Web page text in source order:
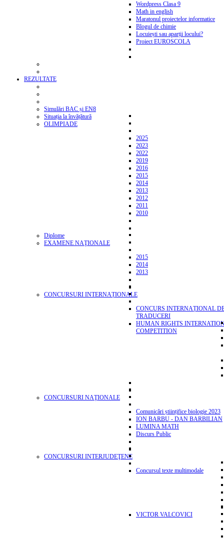
Wordpress Clasa 9
Math in english
Maratonul proiectelor informatice
Blogul de chimie
Locuiești sau aparții locului?
Proiect EUROSCOLA
REZULTATE
Simulări BAC și EN8
Situația la învățătură
OLIMPIADE
2025
2023
2022
2019
2016
2015
2014
2013
2012
2011
2010
Diplome
EXAMENE NAŢIONALE
2015
2014
2013
CONCURSURI INTERNAȚIONALE
CONCURS INTERNAȚIONAL
TRADUCERI
HUMAN RIGHTS
COMPETITION
CONCURSURI NAŢIONALE
Comunicări științifice biologie 2023
ION BARBU - DAN BARBILIAN
LUMINA MATH
Discurs Public
CONCURSURI INTERJUDEŢENE
Concursul texte multimodale
VICTOR VALCOVICI